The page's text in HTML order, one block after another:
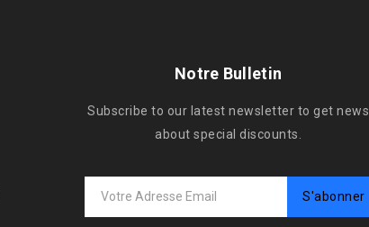
Notre Bulletin
Subscribe to our latest newsletter to get news
about special discounts.